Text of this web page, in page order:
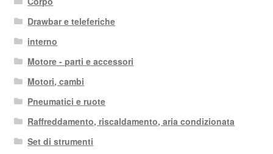
Drawbar e teleferiche
interno
Motore - parti e accessori
Motori, cambi
Pneumatici e ruote
Raffreddamento, riscaldamento, aria condizionata
Set di strumenti